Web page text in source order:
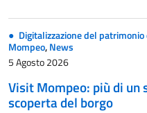
Digitalizzazione del
Mompeo,News
5 Agosto 2026
Visit Mompeo: più di
scoperta del borgo